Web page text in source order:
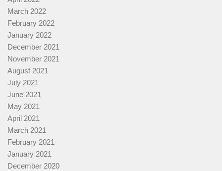
March 2022
February 2022
January 2022
December 2021
November 2021
August 2021
July 2021
June 2021
May 2021
April 2021
March 2021
February 2021
January 2021
December 2020